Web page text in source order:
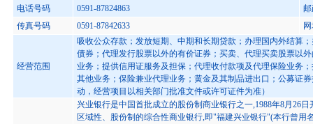
电话号码
0591-87824863
邮
传真号码
0591-87842633
经营范围
吸收公众存款；发放短期、中期和长期贷款；办理国内外结算
债券；代理发行股票以外的有价证券；买卖、代理买卖股票以
业务；提供信用证服务及担保；代理收付款项及代理保险业务
其他业务；保险兼业代理业务；黄金及其制品进出口；公募证
动，经营项目以相关部门批准文件或许可证件为准）
兴业银行是中国首批成立的股份制商业银行之一,1988年8月26
区域性、股份制的综合性商业银行,即"福建兴业银行"(本行曾用